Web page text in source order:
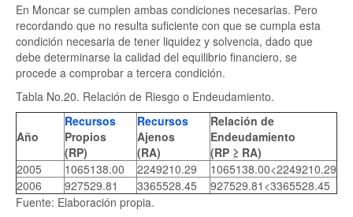
En Moncar se cumplen ambas condiciones necesarias. Pero
recordando que no resulta suficiente con que se cumpla esta
condición necesaria de tener liquidez y solvencia, dado que
debe determinarse la calidad del equilibrio financiero, se
procede a comprobar a tercera condición.
Tabla No.20. Relación de Riesgo o Endeudamiento.
Año
Recursos
Propios
(RP)
Recursos
Ajenos
(RA)
Relación de
Endeudamiento
(RP ≥ RA)
2005
1065138.00 2249210.29
1065138.00<2249210.29
2006
927529.81 3365528.45
927529.81<3365528.45
Fuente: Elaboración propia.